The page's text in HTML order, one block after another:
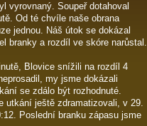
vyrovnaný. Soupeř dotahoval
Od té chvíle naše obrana
jednou. Náš útok se dokázal
branky a rozdíl ve skóre narůstal.
Blovice snížili na rozdíl 4
my jsme dokázali
se zdálo být rozhodnuté.
utkání ještě zdramatizovali, v 29.
Poslední branku zápasu jsme